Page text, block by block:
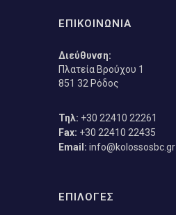
ΕΠΙΚΟΙΝΩΝΙΑ
Διεύθυνση:
Πλατεία Βρούχου 1
851 32 Ρόδος
Τηλ: +30 22410 22261
Fax: +30 22410 22435
Email: info@kolossosbc.gr
ΕΠΙΛΟΓΕΣ